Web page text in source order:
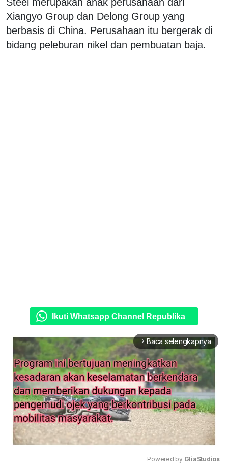
Xiangyo Group dan Delong Group yang
berbasis di China. Perusahaan itu bergerak di
bidang peleburan nikel dan pembuatan baja.
Ikuti Whatsapp Channel Republika
arrow_forward_ios Baca selengkapnya
Powered by GliaStudios